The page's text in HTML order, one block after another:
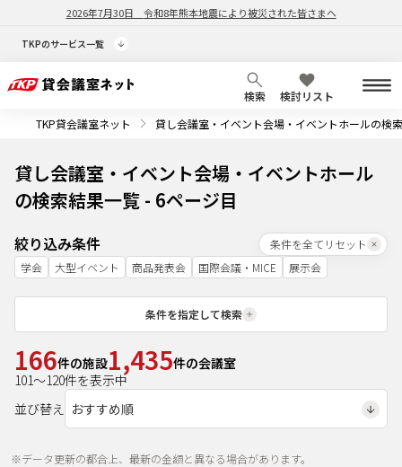
2026年7月30日 令和8年熊本地震により被災された皆さまへ
TKPのサービス一覧
検索
検討リスト
TKP貸会議室ネット
貸し会議室・イベント会場・イベントホールの検
貸し会議室・イベント会場・イベントホール
の検索結果一覧 - 6ページ目
絞り込み条件
条件を全てリセット
学会
大型イベント 商品発表会 国際会議・MICE 展示会
条件を指定して検索
166件の施設1,435件の会議室
101～120件を表示中
並び替え
※データ更新の都合上、最新の金額と異なる場合があります。